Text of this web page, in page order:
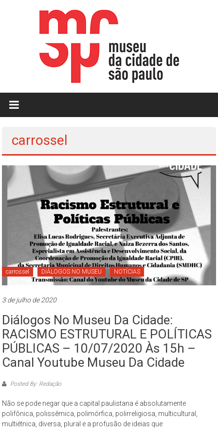
MCSP
da
Cidade
de
São
da
Cidade
São
Paulo
–
complexo
cultural
museológico,
natureza
geográfica
e
carrossel
carrossel DIÁLOGOS NO MUSEU NOTÍCIAS
3 de julho de 2020
Diálogos No Museu Da Cidade:
RACISMO ESTRUTURAL E POLÍTICAS
PÚBLICAS – 10/07/2020 Às 15h –
Canal Youtube Museu Da Cidade
Posted By: Redação
Não se pode negar que a capital paulistana é absolutamente
polifônica, polissêmica, polimórfica, polirreligiosa, multicultural,
multiétnica, diversa, plural e a profusão de ideias que